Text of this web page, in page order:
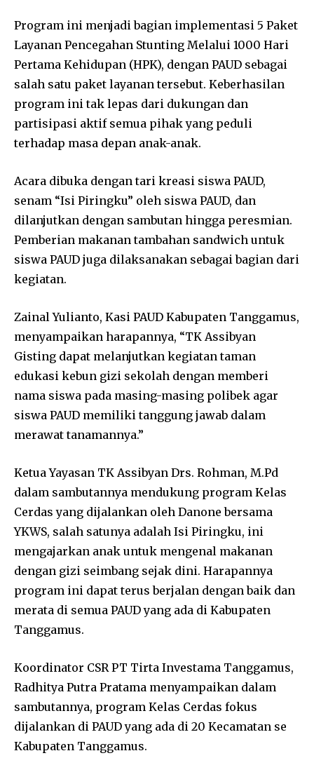
Program ini menjadi bagian implementasi 5 Paket
Layanan Pencegahan Stunting Melalui 1000 Hari
Pertama Kehidupan (HPK), dengan PAUD sebagai
salah satu paket layanan tersebut. Keberhasilan
program ini tak lepas dari dukungan dan
partisipasi aktif semua pihak yang peduli
terhadap masa depan anak-anak.
Acara dibuka dengan tari kreasi siswa PAUD,
senam “Isi Piringku” oleh siswa PAUD, dan
dilanjutkan dengan sambutan hingga peresmian.
Pemberian makanan tambahan sandwich untuk
siswa PAUD juga dilaksanakan sebagai bagian dari
kegiatan.
Zainal Yulianto, Kasi PAUD Kabupaten Tanggamus,
menyampaikan harapannya, “TK Assibyan
Gisting dapat melanjutkan kegiatan taman
edukasi kebun gizi sekolah dengan memberi
nama siswa pada masing-masing polibek agar
siswa PAUD memiliki tanggung jawab dalam
merawat tanamannya.”
Ketua Yayasan TK Assibyan Drs. Rohman, M.Pd
dalam sambutannya mendukung program Kelas
Cerdas yang dijalankan oleh Danone bersama
YKWS, salah satunya adalah Isi Piringku, ini
mengajarkan anak untuk mengenal makanan
dengan gizi seimbang sejak dini. Harapannya
program ini dapat terus berjalan dengan baik dan
merata di semua PAUD yang ada di Kabupaten
Tanggamus.
Koordinator CSR PT Tirta Investama Tanggamus,
Radhitya Putra Pratama menyampaikan dalam
sambutannya, program Kelas Cerdas fokus
dijalankan di PAUD yang ada di 20 Kecamatan se
Kabupaten Tanggamus.